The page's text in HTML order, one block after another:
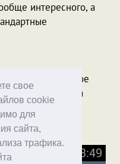
свое
cookie
для
сайта,
трафика.
интересного, а
самсунговское
радует строка
в базовом